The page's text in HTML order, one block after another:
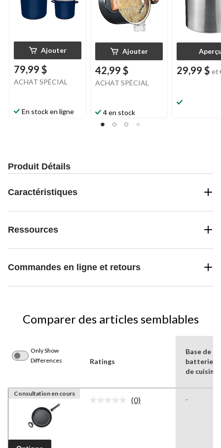
Ajouter
79,99 $
ACHAT SPÉCIAL
En stock en ligne
Ajouter
42,99 $
ACHAT SPÉCIAL
4 en stock
29,99 $
Produit Détails
Caractéristiques
Ressources
Commandes en ligne et retours
Comparer des articles semblables
Only Show
Differences
Ratings
Base de la
batterie
de cuisine
Consultation en cours
Aucune
(0) -